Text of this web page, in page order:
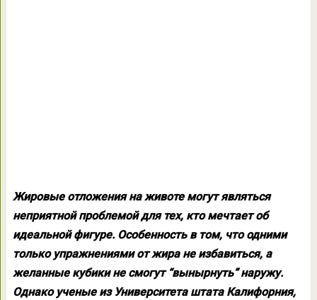
Жировые отложения на животе могут являться
неприятной проблемой для тех, кто мечтает об
идеальной фигуре. Особенность в том, что одними
только упражнениями от жира не избавиться, а
желанные кубики не смогут “вынырнуть” наружу.
Однако ученые из Университета штата Калифорния,